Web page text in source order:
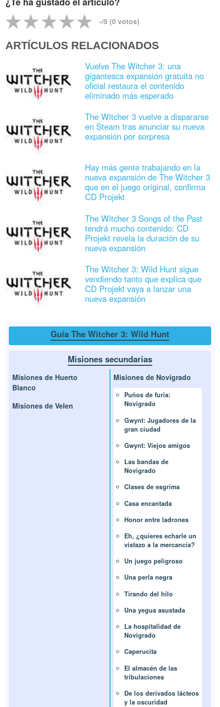
-/5 (0 votos)
ARTÍCULOS RELACIONADOS
Vuelve The Witcher 3: una
gigantesca expansión gratuita no
oficial restaura el contenido
eliminado más esperado
The Witcher 3 vuelve a dispararse
en Steam tras anunciar su nueva
expansión por sorpresa
Hay más gente trabajando en la
nueva expansión de The Witcher 3
que en el juego original, confirma
CD Projekt
The Witcher 3 Songs of the Past
tendrá mucho contenido: CD
Projekt revela la duración de su
nueva expansión
The Witcher 3: Wild Hunt sigue
vendiendo tanto que explica que
CD Projekt vaya a lanzar una
nueva expansión
Guía The Witcher 3: Wild Hunt
Misiones secundarias
Misiones de Huerto
Blanco
Misiones de Velen
Misiones de Novigrado
Puños de furia:
Novigrado
Gwynt: Jugadores de la
gran ciudad
Gwynt: Viejos amigos
Las bandas de
Novigrado
Clases de esgrima
Casa encantada
Honor entre ladrones
Eh, ¿quieres echarle un
vistazo a la mercancía?
Un juego peligroso
Una perla negra
Tirando del hilo
Una yegua asustada
La hospitalidad de
Novigrado
Caperucita
El almacén de las
tribulaciones
De los derivados lácteos
y la oscuridad